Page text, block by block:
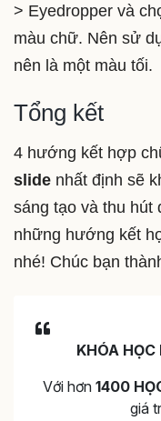
> Eyedropper và
màu chữ. Nên sử
nên là một màu tối.
Tổng kết
4 hướng kết hợp
slide nhất định sẽ
sáng tạo và thu hút
những hướng kết
nhé! Chúc bạn
KHÓA
Với hơn 1400
giá